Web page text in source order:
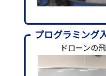
プログラミング
ドローンの